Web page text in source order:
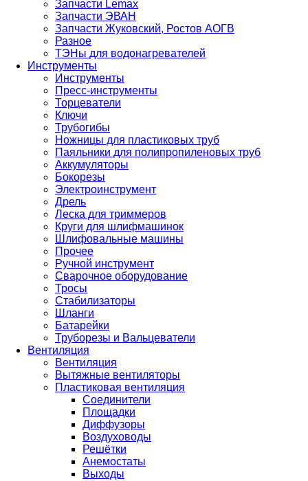
Запчасти Lemax
Запчасти ЭВАН
Запчасти Жуковский, Ростов АОГВ
Разное
ТЭНы для водонагревателей
Инструменты
Инструменты
Пресс-инструменты
Торцеватели
Ключи
Трубогибы
Ножницы для пластиковых труб
Паяльники для полипропиленовых труб
Аккумуляторы
Бокорезы
Электроинструмент
Дрель
Леска для триммеров
Круги для шлифмашинок
Шлифовальные машины
Прочее
Ручной инструмент
Сварочное оборудование
Тросы
Стабилизаторы
Шланги
Батарейки
Труборезы и Вальцеватели
Вентиляция
Вентиляция
Вытяжные вентиляторы
Пластиковая вентиляция
Соединители
Площадки
Диффузоры
Воздуховоды
Решётки
Анемостаты
Выходы